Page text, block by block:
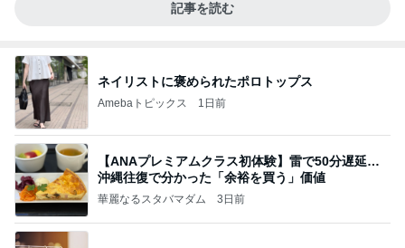
記事を読む
ネイリストに褒められたポロトップス
Amebaトピックス 1日前
【ANAプレミアムクラス初体験】雷で50分遅延…
沖縄往復で分かった「余裕を買う」価値
華麗なるスタバマダム 3日前